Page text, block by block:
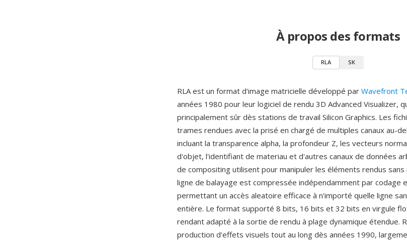
À propos des formats
RLA SK
RLA est un format d'image matricielle développé par Wavefront
années 1980 pour leur logiciel de rendu 3D Advanced Visualizer,
principalement sûr dès stations de travail Silicon Graphics. Les
trames rendues avec la prisé en chargé de multiples canaux au-
incluant la transparence alpha, la profondeur Z, les vecteurs
d'objet, l'identifiant de materiau et d'autres canaux de données
de compositing utilisent pour manipuler les éléments rendus sans
ligne de balayage est compressée indépendamment par codage
permettant un accès aleatoire efficace à n'importé quelle ligne
entière. Le format supporté 8 bits, 16 bits et 32 bits en virgule
rendant adapté à la sortie de rendu à plage dynamique étendue.
production d'effets visuels tout au long dès années 1990,